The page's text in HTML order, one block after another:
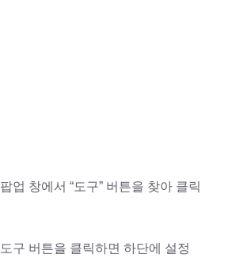
팝업 창에서 “도구” 버튼을 찾아 클릭
도구 버튼을 클릭하면 하단에 설정